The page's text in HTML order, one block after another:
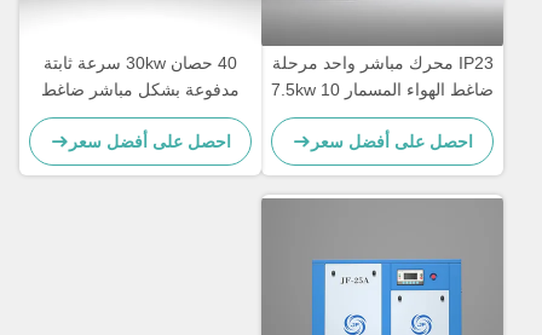
IP23 محرك مباشر واحد مرحلة
ضاغط الهواء المسمار 7.5kw 10
حصان ضاغط الهواء المسمار
الدوار
احصل على أفضل سعر
40 حصان 30kw سرعة ثابتة
مدفوعة بشكل مباشر ضاغط
الهواء الدوار المسمار ل 4.0-5.2
م 3 / دقيقة السعة والزرقاء /
تصميم مخصص
احصل على أفضل سعر